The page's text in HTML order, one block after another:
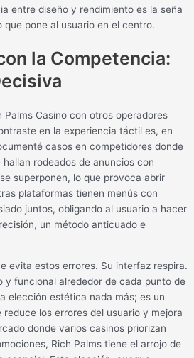
entre diseño y rendimiento es la seña
que pone al usuario en el centro.
la Competencia:
Palms Casino con otros operadores
en la experiencia táctil es, en
casos en competidores donde
hallan rodeados de anuncios con
superponen, lo que provoca abrir
plataformas tienen menús con
juntos, obligando al usuario a hacer
un método anticuado e
evita estos errores. Su interfaz respira.
y funcional alrededor de cada punto de
elección estética nada más; es un
los errores del usuario y mejora
donde varios casinos priorizan
Rich Palms tiene el arrojo de